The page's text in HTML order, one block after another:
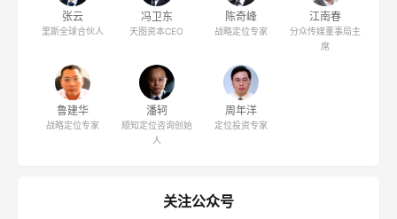
张云
里斯全球合伙人
冯卫东
天图资本CEO
陈奇峰
战略定位专家
江南春
分众传媒董事局主
席
鲁建华
战略定位专家
潘轲
顺知定位咨询创始
人
周年洋
定位投资专家
关注公众号